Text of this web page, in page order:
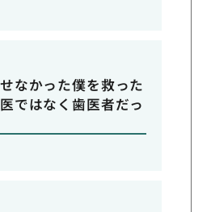
なかった僕を救った
ではなく歯医者だっ